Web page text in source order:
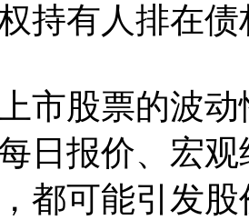
持有人排在
市股票的波
日报价、宏
都可能引发